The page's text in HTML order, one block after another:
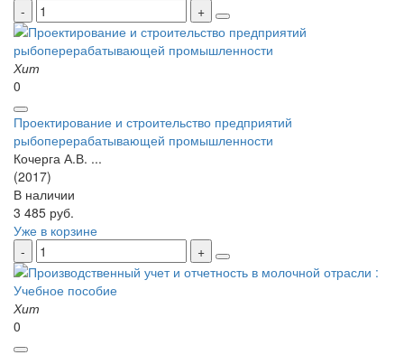
Хит
0
Проектирование и строительство предприятий
рыбоперерабатывающей промышленности
Кочерга А.В. ...
(2017)
В наличии
3 485 руб.
Уже в корзине
Хит
0